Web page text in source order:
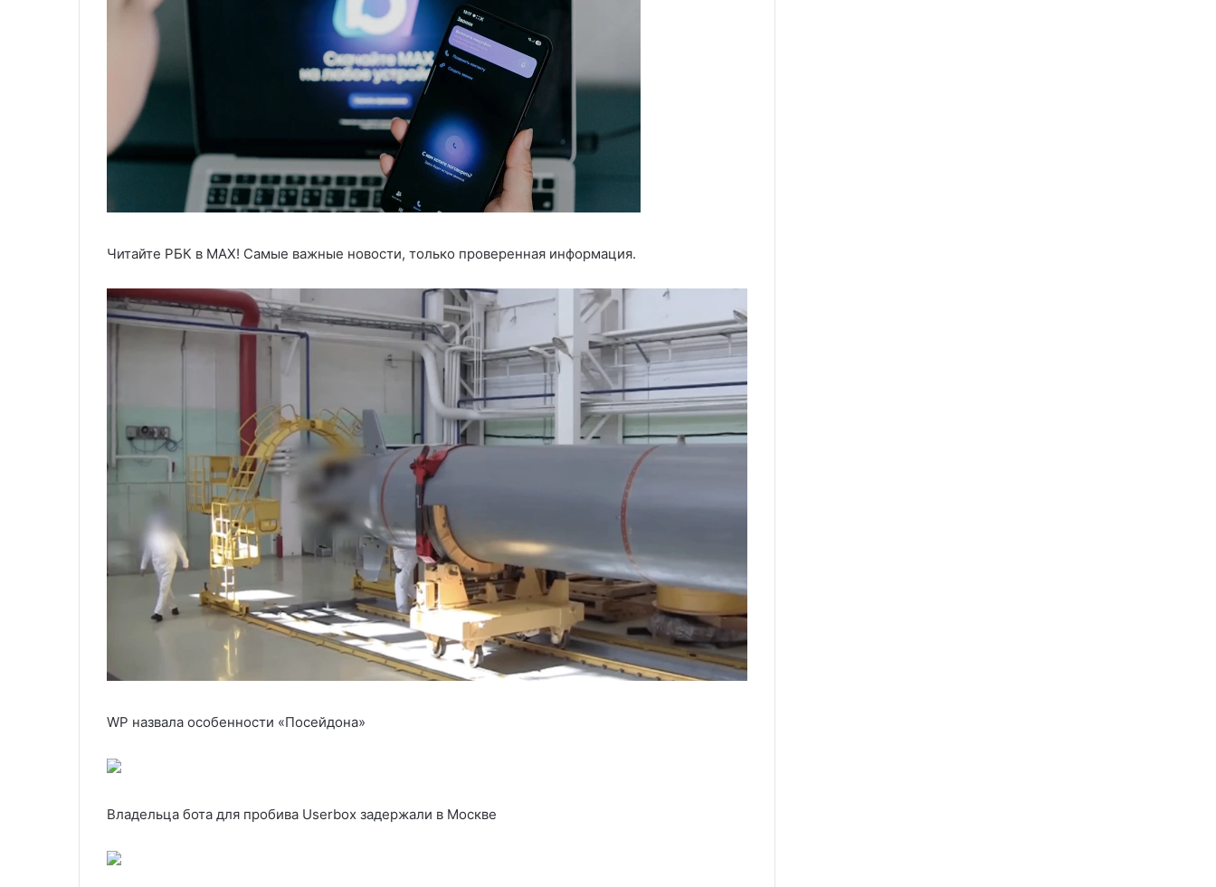
Читайте РБК в MAX! Самые важные новости, только проверенная информация.
WP назвала особенности «Посейдона»
Владельца бота для пробива Userbox задержали в Москве